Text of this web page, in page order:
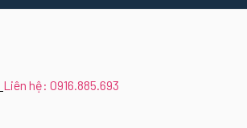
Liên hệ: 0916.885.693